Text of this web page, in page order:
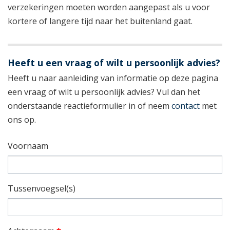
verzekeringen moeten worden aangepast als u voor
kortere of langere tijd naar het buitenland gaat.
Heeft u een vraag of wilt u persoonlijk advies?
Heeft u naar aanleiding van informatie op deze pagina
een vraag of wilt u persoonlijk advies? Vul dan het
onderstaande reactieformulier in of neem contact met
ons op.
Voornaam
Tussenvoegsel(s)